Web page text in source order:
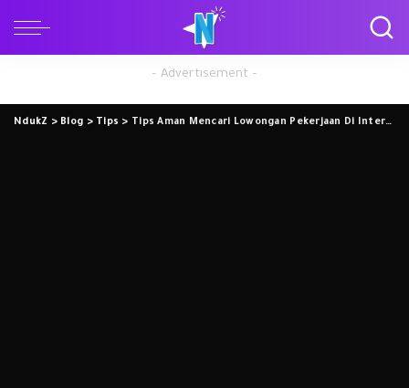
– Advertisement –
NdukZ > Blog > Tips > Tips Aman Mencari Lowongan Pekerjaan Di Internet